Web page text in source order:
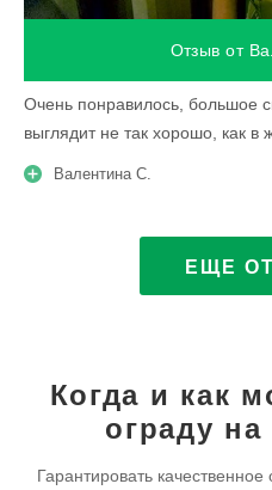
Отзыв от
Очень понравилось, большое
выглядит не так хорошо, как в
Валентина С.
ЕЩЕ
Когда и как
ограду
Гарантировать